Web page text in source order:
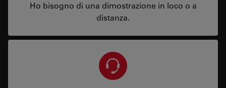
Ho bisogno di una dimostrazione in loco o a
distanza.